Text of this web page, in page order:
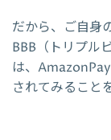
だから、ご自身
BBB（トリプル
は、
されてみること